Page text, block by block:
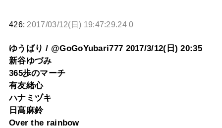
426: 2017/03/12(日) 19:47:29.24 0
ゆうばり / @GoGoYubari777 2017/3/12(日) 20:35
新谷ゆづみ
365歩のマーチ
有友緒心
ハナミヅキ
日髙麻鈴
Over the rainbow